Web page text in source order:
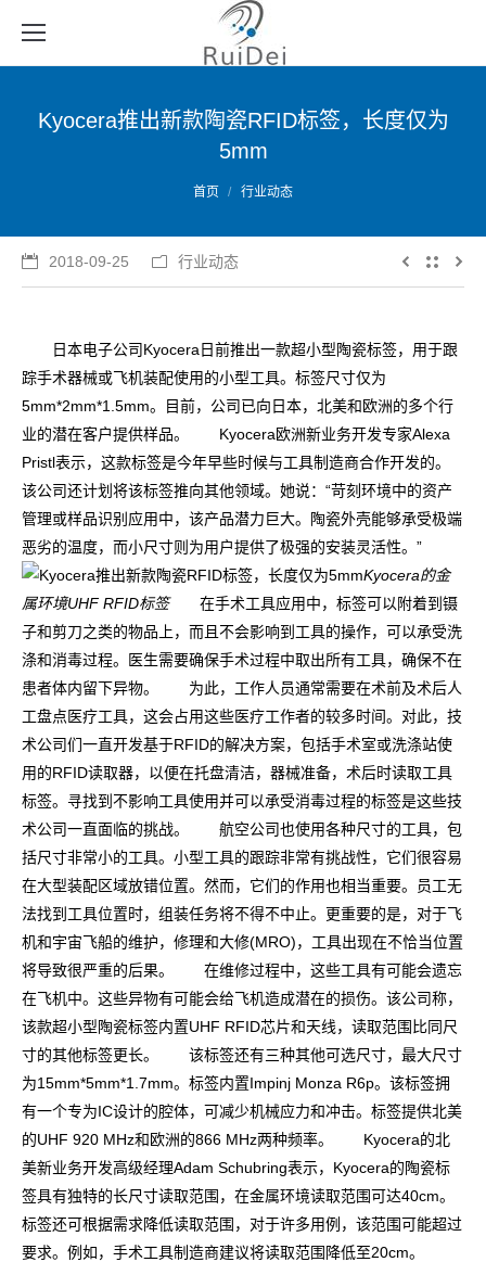
Kyocera推出新款陶瓷RFID标签，长度仅为
5mm
首页 行业动态
2018-09-25 行业动态
日本电子公司Kyocera日前推出一款超小型陶瓷标签，用于跟
踪手术器械或飞机装配使用的小型工具。标签尺寸仅为
5mm*2mm*1.5mm。目前，公司已向日本，北美和欧洲的多个行
业的潜在客户提供样品。 Kyocera欧洲新业务开发专家Alexa
Pristl表示，这款标签是今年早些时候与工具制造商合作开发的。
该公司还计划将该标签推向其他领域。她说：“苛刻环境中的资产
管理或样品识别应用中，该产品潜力巨大。陶瓷外壳能够承受极端
恶劣的温度，而小尺寸则为用户提供了极强的安装灵活性。”
Kyocera的金
属环境UHF RFID标签在手术工具应用中，标签可以附着到镊
子和剪刀之类的物品上，而且不会影响到工具的操作，可以承受洗
涤和消毒过程。医生需要确保手术过程中取出所有工具，确保不在
患者体内留下异物。 为此，工作人员通常需要在术前及术后人
工盘点医疗工具，这会占用这些医疗工作者的较多时间。对此，技
术公司们一直开发基于RFID的解决方案，包括手术室或洗涤站使
用的RFID读取器，以便在托盘清洁，器械准备，术后时读取工具
标签。寻找到不影响工具使用并可以承受消毒过程的标签是这些技
术公司一直面临的挑战。 航空公司也使用各种尺寸的工具，包
括尺寸非常小的工具。小型工具的跟踪非常有挑战性，它们很容易
在大型装配区域放错位置。然而，它们的作用也相当重要。员工无
法找到工具位置时，组装任务将不得不中止。更重要的是，对于飞
机和宇宙飞船的维护，修理和大修(MRO)，工具出现在不恰当位置
将导致很严重的后果。 在维修过程中，这些工具有可能会遗忘
在飞机中。这些异物有可能会给飞机造成潜在的损伤。该公司称，
该款超小型陶瓷标签内置UHF RFID芯片和天线，读取范围比同尺
寸的其他标签更长。 该标签还有三种其他可选尺寸，最大尺寸
为15mm*5mm*1.7mm。标签内置Impinj Monza R6p。该标签拥
有一个专为IC设计的腔体，可减少机械应力和冲击。标签提供北美
的UHF 920 MHz和欧洲的866 MHz两种频率。 Kyocera的北
美新业务开发高级经理Adam Schubring表示，Kyocera的陶瓷标
签具有独特的长尺寸读取范围，在金属环境读取范围可达40cm。
标签还可根据需求降低读取范围，对于许多用例，该范围可能超过
要求。例如，手术工具制造商建议将读取范围降低至20cm。